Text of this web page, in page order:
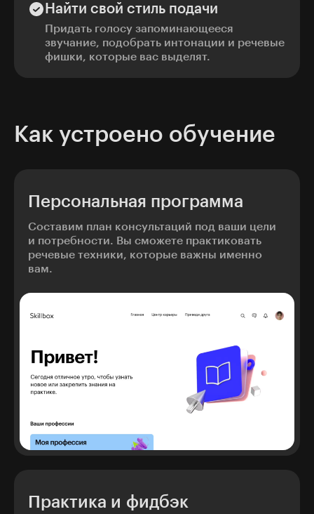
Найти свой стиль подачи
Придать голосу запоминающееся
звучание, подобрать интонации и речевые
фишки, которые вас выделят.
Как устроено обучение
Персональная программа
Составим план консультаций под ваши цели
и потребности. Вы сможете практиковать
речевые техники, которые важны именно
вам.
Практика и фидбэк